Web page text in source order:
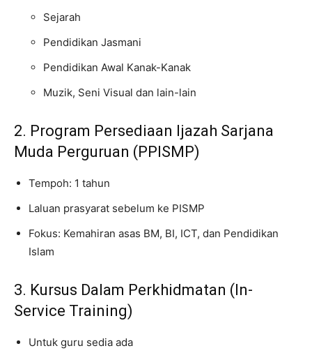
Sejarah
Pendidikan Jasmani
Pendidikan Awal Kanak-Kanak
Muzik, Seni Visual dan lain-lain
2. Program Persediaan Ijazah Sarjana
Muda Perguruan (PPISMP)
Tempoh: 1 tahun
Laluan prasyarat sebelum ke PISMP
Fokus: Kemahiran asas BM, BI, ICT, dan Pendidikan
Islam
3. Kursus Dalam Perkhidmatan (In-
Service Training)
Untuk guru sedia ada